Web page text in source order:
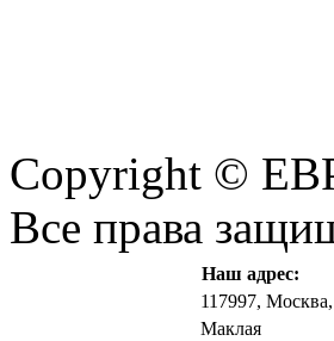
Copyright ©
Все права
Наш адрес:
117997,
Маклая